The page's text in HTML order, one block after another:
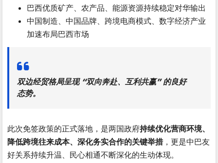
巴西优质矿产、农产品、能源资源持续稳定对华输出
中国制造、中国品牌、跨境电商模式、数字经济产业
加速布局巴西市场
双边经贸格局呈现 “双向奔赴、互利共赢”的良好
态势。
此次免签政策的正式落地，是两国政府持续优化营商环境、
降低跨境往来成本、深化务实合作的关键举措，更是中巴友
好关系持续升温、民心相通不断深化的生动体现。